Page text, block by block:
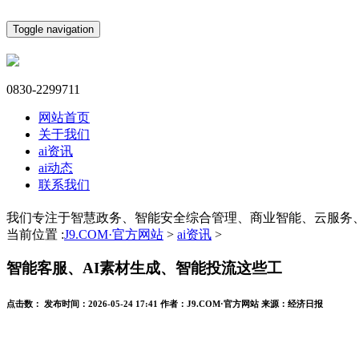
Toggle navigation
0830-2299711
网站首页
关于我们
ai资讯
ai动态
联系我们
我们专注于智慧政务、智能安全综合管理、商业智能、云服务
当前位置 :J9.COM·官方网站 > ai资讯 >
智能客服、AI素材生成、智能投流这些工
点击数： 发布时间： 2026-05-24 17:41 作者： J9.COM·官方网站 来源： 经济日报